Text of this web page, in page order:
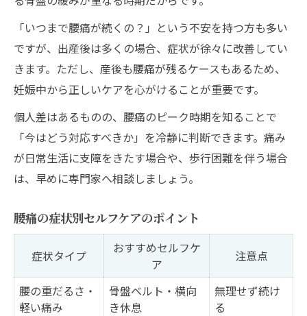
「いつまで腰痛が続くの？」という不安を持つ方も多い
ですが、出産後は多くの場合、症状が徐々に改善してい
きます。ただし、産後も腰痛が残るケースもあるため、
妊娠中から正しいケアを心がけることが重要です。
個人差はあるものの、腰痛のピーク時期を知ることで
「今はどう対応すべきか」を冷静に判断できます。痛み
が日常生活に支障をきたす場合や、歩行困難を伴う場合
は、早めに専門家へ相談しましょう。
腰痛の症状別セルフケアのポイント
症状タイプ
おすすめセルフケ
ア
注意点
腰の重だるさ・
軽い痛み
骨盤ベルト・横向
き休息
無理せず続け
る